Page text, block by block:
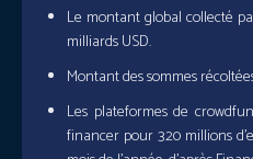
Le montant global collecté
milliards USD.
Montant des sommes
Les plateformes de
financer pour 320 millions